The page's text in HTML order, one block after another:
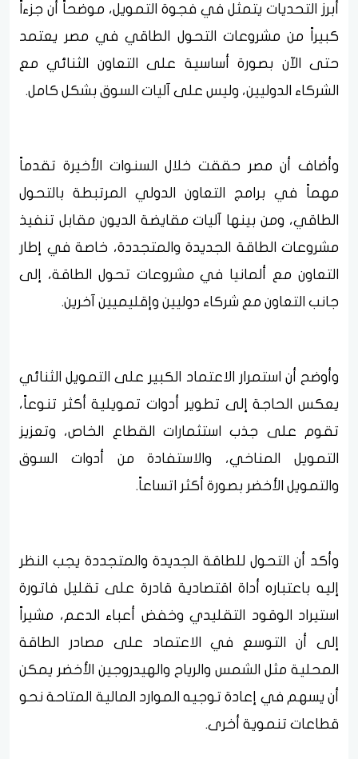
أبرز التحديات يتمثل في فجوة التمويل، موضحاً أن جزءاً
كبيراً من مشروعات التحول الطاقي في مصر يعتمد
حتى الآن بصورة أساسية على التعاون الثنائي مع
الشركاء الدوليين، وليس على آليات السوق بشكل كامل.
وأضاف أن مصر حققت خلال السنوات الأخيرة تقدماً
مهماً في برامج التعاون الدولي المرتبطة بالتحول
الطاقي، ومن بينها آليات مقايضة الديون مقابل تنفيذ
مشروعات الطاقة الجديدة والمتجددة، خاصة في إطار
التعاون مع ألمانيا في مشروعات تحول الطاقة، إلى
جانب التعاون مع شركاء دوليين وإقليميين آخرين.
وأوضح أن استمرار الاعتماد الكبير على التمويل الثنائي
يعكس الحاجة إلى تطوير أدوات تمويلية أكثر تنوعاً،
تقوم على جذب استثمارات القطاع الخاص، وتعزيز
التمويل المناخي، والاستفادة من أدوات السوق
والتمويل الأخضر بصورة أكثر اتساعاً.
وأكد أن التحول للطاقة الجديدة والمتجددة يجب النظر
إليه باعتباره أداة اقتصادية قادرة على تقليل فاتورة
استيراد الوقود التقليدي وخفض أعباء الدعم، مشيراً
إلى أن التوسع في الاعتماد على مصادر الطاقة
المحلية مثل الشمس والرياح والهيدروجين الأخضر يمكن
أن يسهم في إعادة توجيه الموارد المالية المتاحة نحو
قطاعات تنموية أخرى.